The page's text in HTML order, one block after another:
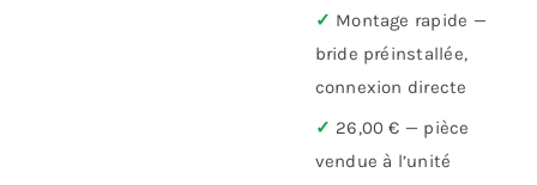
✓ Montage rapide —
bride préinstallée,
connexion directe
✓ 26,00 € — pièce
vendue à l’unité